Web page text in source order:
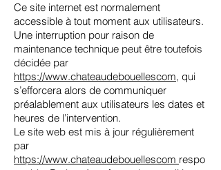
Ce site internet est normalement
accessible à tout moment aux utilisateurs.
Une interruption pour raison de
maintenance technique peut être toutefois
décidée par
https://www.chateaudebouellescom, qui
s’efforcera alors de communiquer
préalablement aux utilisateurs les dates et
heures de l’intervention.
Le site web est mis à jour régulièrement
par
https://www.chateaudebouellescom respo